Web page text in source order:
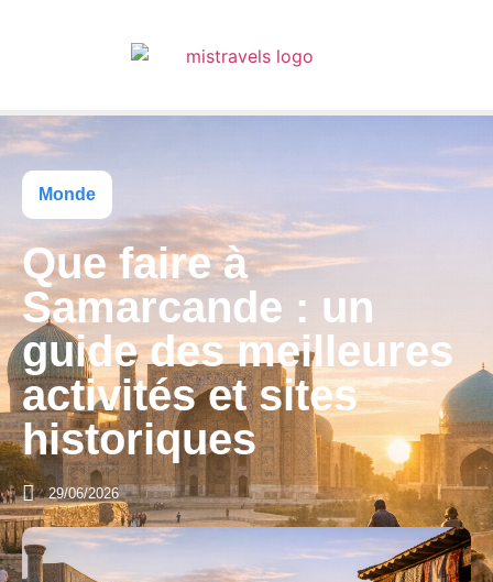
Monde
Que faire à
Samarcande : un
guide des meilleures
activités et sites
historiques
29/06/2026